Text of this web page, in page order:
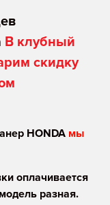
В клубный
скидку
HONDA мы
оплачивается
разная.